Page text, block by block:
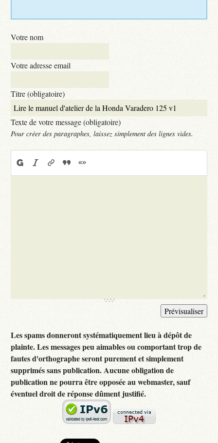
Votre nom
Votre adresse email
Titre (obligatoire)
Texte de votre message (obligatoire)
Pour créer des paragraphes, laissez simplement des lignes vides.
Les spams donneront systématiquement lieu à dépôt de
plainte. Les messages peu aimables ou comportant trop de
fautes d'orthographe seront purement et simplement
supprimés sans publication. Aucune obligation de
publication ne pourra être opposée au webmaster, sauf
éventuel droit de réponse dûment justifié.